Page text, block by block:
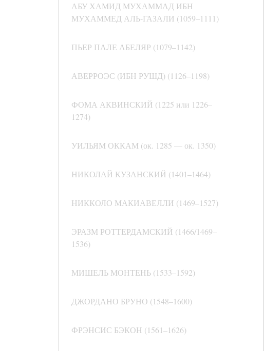
АБУ ХАМИД МУХАММАД ИБН
МУХАММЕД АЛЬ-ГАЗАЛИ (1059–1111)
ПЬЕР ПАЛЕ АБЕЛЯР (1079–1142)
АВЕРРОЭС (ИБН РУШД) (1126–1198)
ФОМА АКВИНСКИЙ (1225 или 1226–
1274)
УИЛЬЯМ ОККАМ (ок. 1285 — ок. 1350)
НИКОЛАЙ КУЗАНСКИЙ (1401–1464)
НИККОЛО МАКИАВЕЛЛИ (1469–1527)
ЭРАЗМ РОТТЕРДАМСКИЙ (1466/1469–
1536)
МИШЕЛЬ МОНТЕНЬ (1533–1592)
ДЖОРДАНО БРУНО (1548–1600)
ФРЭНСИС БЭКОН (1561–1626)